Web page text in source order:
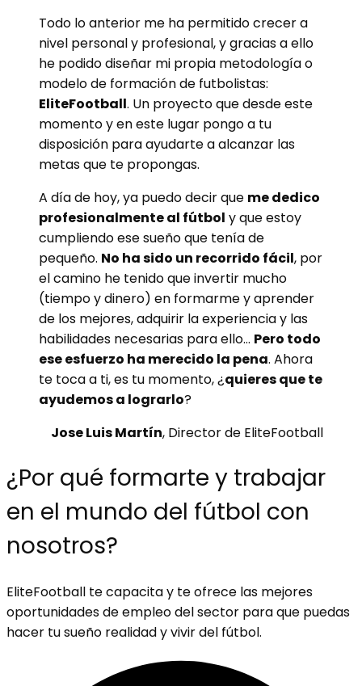
Todo lo anterior me ha permitido crecer a
nivel personal y profesional, y gracias a ello
he podido diseñar mi propia metodología o
modelo de formación de futbolistas:
EliteFootball. Un proyecto que desde este
momento y en este lugar pongo a tu
disposición para ayudarte a alcanzar las
metas que te propongas.
A día de hoy, ya puedo decir que me dedico
profesionalmente al fútbol y que estoy
cumpliendo ese sueño que tenía de
pequeño. No ha sido un recorrido fácil, por
el camino he tenido que invertir mucho
(tiempo y dinero) en formarme y aprender
de los mejores, adquirir la experiencia y las
habilidades necesarias para ello… Pero todo
ese esfuerzo ha merecido la pena. Ahora
te toca a ti, es tu momento, ¿quieres que te
ayudemos a lograrlo?
JoseLuis Martín, Director de EliteFootball
¿Por qué formarte y trabajar
en el mundo del fútbol con
nosotros?
EliteFootball te capacita y te ofrece las mejores
oportunidades de empleo del sector para que puedas
hacer tu sueño realidad y vivir del fútbol.